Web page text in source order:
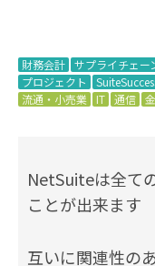
財務会計 サプライチェー
プロジェクト
流通・小売業
IT 通信
NetSuiteは全て
ことが出来ます
互いに関連性の